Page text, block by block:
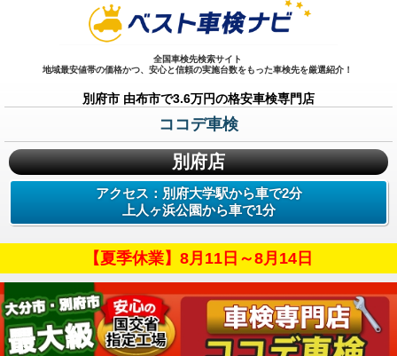
全国車検先検索サイト
地域最安値帯の価格かつ、安心と信頼の実施台数をもった車検先を厳選紹介！
別府市 由布市で3.6万円の格安車検専門店
ココデ車検
別府店
アクセス：別府大学駅から車で2分
上人ヶ浜公園から車で1分
【夏季休業】8月11日～8月14日